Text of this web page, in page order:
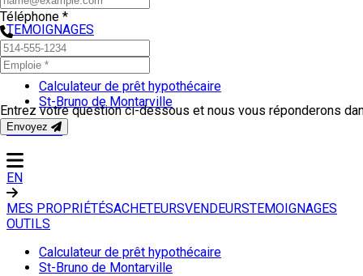
TEMOIGNAGES
OUTILS
Calculateur de prêt hypothécaire
St-Bruno de Montarville
CONTACT
EN
MES PROPRIÉTÉSACHETEURSVENDEURSTEMOIGNAGES
OUTILS
Calculateur de prêt hypothécaire
St-Bruno de Montarville
Téléphone *
Entrez votre question ci-dessous et nous vous réponderons
Envoyez